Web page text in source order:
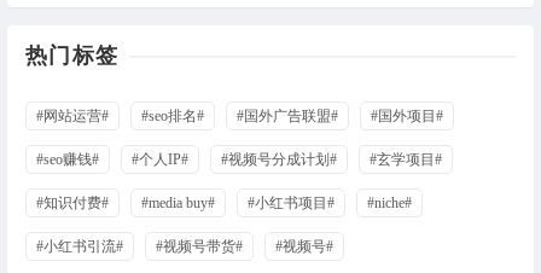
热门标签
#网站运营# #seo排名# #国外广告联盟# #国外项目#
#seo赚钱# #个人IP# #视频号分成计划# #玄学项目#
#知识付费# #media buy# #小红书项目# #niche#
#小红书引流# #视频号带货# #视频号#